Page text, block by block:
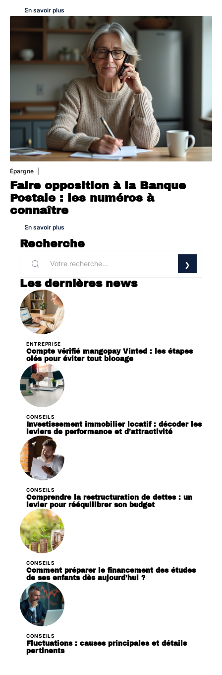
En savoir plus
Épargne
Faire opposition à la Banque
Postale : les numéros à
connaître
En savoir plus
Recherche
Les dernières news
ENTREPRISE
Compte vérifié mangopay Vinted : les étapes
clés pour éviter tout blocage
CONSEILS
Investissement immobilier locatif : décoder les
leviers de performance et d’attractivité
CONSEILS
Comprendre la restructuration de dettes : un
levier pour rééquilibrer son budget
CONSEILS
Comment préparer le financement des études
de ses enfants dès aujourd’hui ?
CONSEILS
Fluctuations : causes principales et détails
pertinents